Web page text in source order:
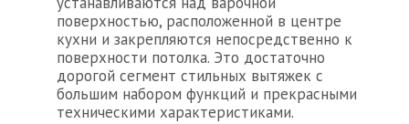
поверхностью, расположенной в центре
кухни и закрепляются непосредственно к
поверхности потолка. Это достаточно
дорогой сегмент стильных вытяжек с
большим набором функций и прекрасными
техническими характеристиками.